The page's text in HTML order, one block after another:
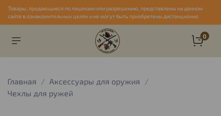
Товары, продающиеся по лицензии или разрешению, представлены на данном
сайте в ознакомительных целях и не могут быть приобретены дистанционно
0
Главная
Аксессуары для оружия
Чехлы для ружей